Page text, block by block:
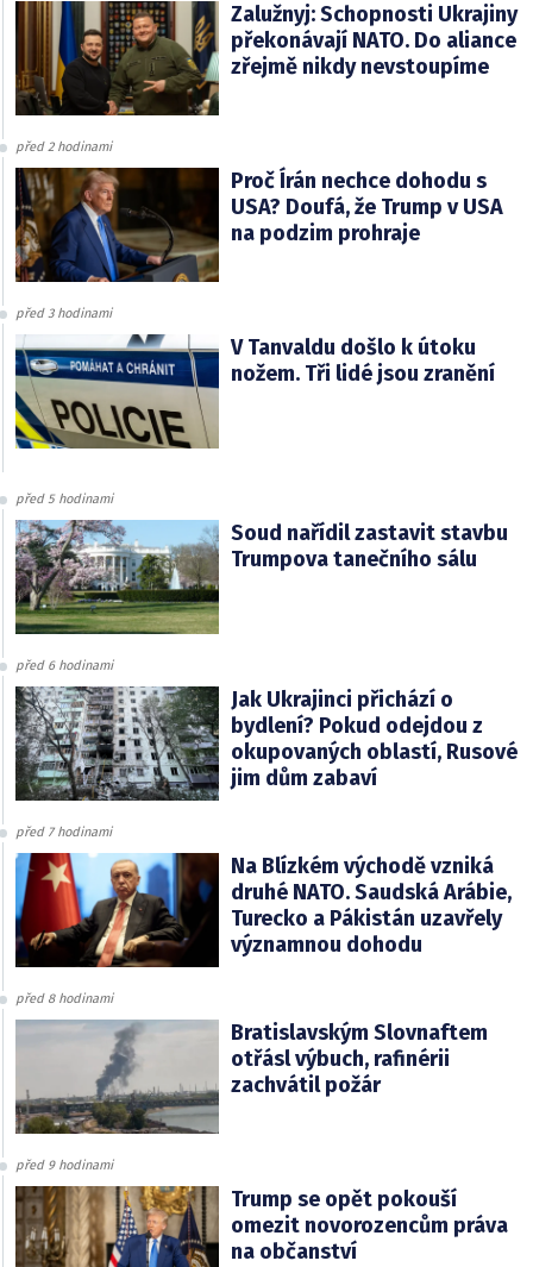
Zalužnyj: Schopnosti Ukrajiny
překonávají NATO. Do aliance
zřejmě nikdy nevstoupíme
před 2 hodinami
Proč Írán nechce dohodu s
USA? Doufá, že Trump v USA
na podzim prohraje
před 3 hodinami
V Tanvaldu došlo k útoku
nožem. Tři lidé jsou zranění
před 5 hodinami
Soud nařídil zastavit stavbu
Trumpova tanečního sálu
před 6 hodinami
Jak Ukrajinci přichází o
bydlení? Pokud odejdou z
okupovaných oblastí, Rusové
jim dům zabaví
před 7 hodinami
Na Blízkém východě vzniká
druhé NATO. Saudská Arábie,
Turecko a Pákistán uzavřely
významnou dohodu
před 8 hodinami
Bratislavským Slovnaftem
otřásl výbuch, rafinérii
zachvátil požár
před 9 hodinami
Trump se opět pokouší
omezit novorozencům práva
na občanství